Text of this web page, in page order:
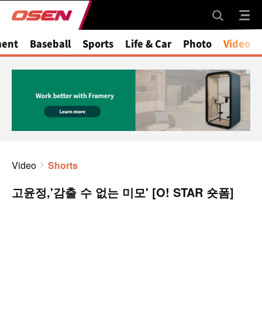
Baseball Sports Life & Car Photo Video
Video Shorts
고윤정,'감출 수 없는 미모' [O! STAR 숏폼]